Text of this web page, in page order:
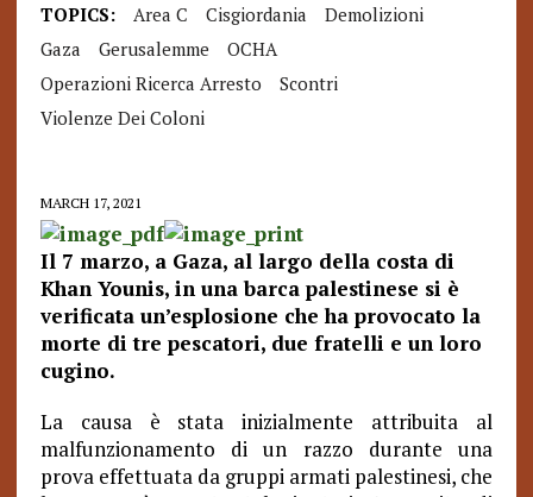
TOPICS: Area C Cisgiordania
Demolizioni
Gaza
Gerusalemme
OCHA
Operazioni Ricerca Arresto
Scontri
Violenze Dei Coloni
MARCH 17, 2021
Il 7 marzo, a Gaza, al largo della costa di
Khan Younis, in una barca palestinese si è
verificata un’esplosione che ha provocato la
morte di tre pescatori, due fratelli e un loro
cugino.
La causa è stata inizialmente attribuita al
malfunzionamento di un razzo durante una
prova effettuata da gruppi armati palestinesi, che